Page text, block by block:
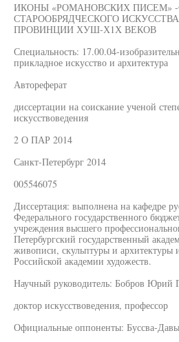
ИКОНЫ «РОМАНОВСКИХ ПИСЕМ»
СТАРООБРЯДЧЕСКОГО
ПРОВИНЦИИ ХУШ-Х1Х ВЕКОВ
Специальность: 17.00.04-
прикладное искусство и архитектура
Автореферат
диссертации на соискание ученой
искусствоведения
2 О ПАР 2014
Санкт-Петербург 2014
005546075
Диссертация: выполнена на кафедре
Федерального государственного
учреждения высшего
Петербургский государственный
живописи, скульптуры и
Российской академии художеств.
Научный руководитель: Бобров Юрий
доктор искусствоведения, профессор
Официальные оппоненты: Буссва-